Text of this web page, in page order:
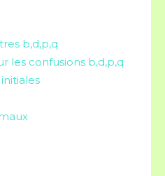
b,d,p,q
les confusions b,d,p,q